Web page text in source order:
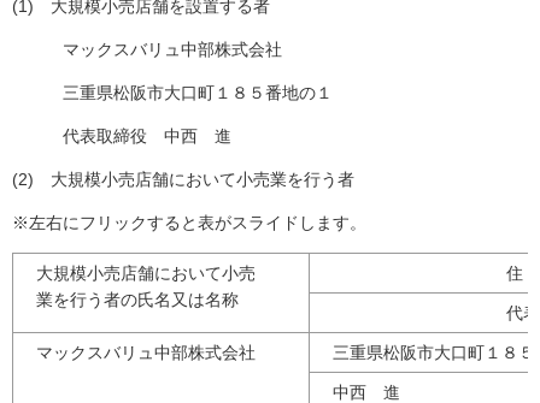
(1) 大規模小売店舗を設置する者
マックスバリュ中部株式会社
三重県松阪市大口町１８５番地の１
代表取締役 中西 進
(2) 大規模小売店舗において小売業を行う者
※左右にフリックすると表がスライドします。
大規模小売店舗において小売
業を行う者の氏名又は名称
住
代表
マックスバリュ中部株式会社 三重県松阪市大口町１８５
中西 進